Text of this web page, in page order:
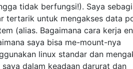
tidak berfungsi!). Saya
tertarik untuk mengakses data
(alias. Bagaimana cara kerja
saya bisa me-mount-nya
linux standar dan
dalam keadaan darurat dan